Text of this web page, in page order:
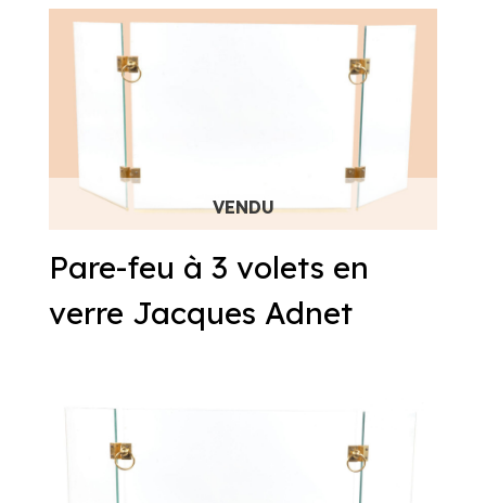
Pare-feu à 3 volets en
verre Jacques Adnet